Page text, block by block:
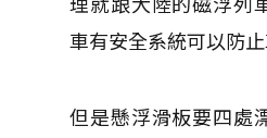
車有安全系統可以防止
但是懸浮滑板要四處